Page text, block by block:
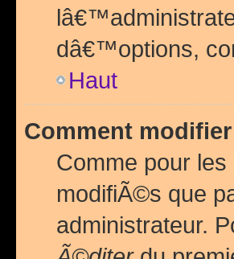
dâ€™options,
Haut
Comment
Comme pour
modifiÃ©s que
administrateur.